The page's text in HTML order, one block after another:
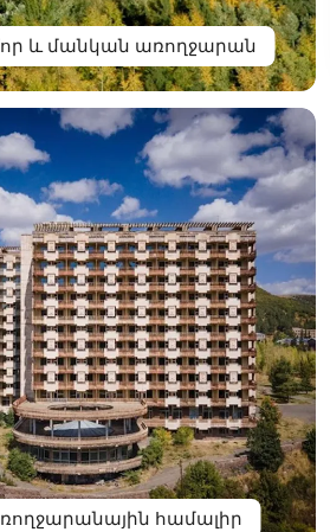
և մանկան առողջարան
համալիր